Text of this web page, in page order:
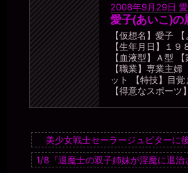
2008年9月29日
愛子(あいこ)の
【仮想名】愛子
【生年月日】１９
【血液型】Ａ型
【職業】専業主
ット 【特技】目
【得意なスポーツ
美少女戦士セーラージュピターに
1/8『退魔士の双子姉妹が淫魔に退治